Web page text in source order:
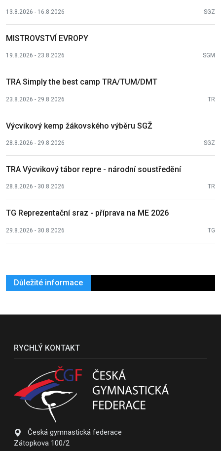
13.8.2026 - 16.8.2026 SGZ
MISTROVSTVÍ EVROPY
19.8.2026 - 23.8.2026 SGM
TRA Simply the best camp TRA/TUM/DMT
23.8.2026 - 29.8.2026 TR
Výcvikový kemp žákovského výběru SGŽ
28.8.2026 - 29.8.2026 SGZ
TRA Výcvikový tábor repre - národní soustředění
28.8.2026 - 30.8.2026 TR
TG Reprezentační sraz - příprava na ME 2026
29.8.2026 - 30.8.2026 TG
Důležité informace
RYCHLÝ KONTAKT
Česká gymnastická federace
Zátopkova 100/2